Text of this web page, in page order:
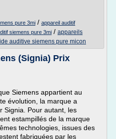
pure 3mi / appareil auditif
siemens pure 3mi / appareils
auditive siemens pure micon
(Signia) Prix
Siemens appartient au
évolution, la marque a
Signia. Pour autant, les
estampillés de la marque
technologies, issues des
fabriquées par les